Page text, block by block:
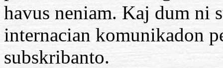
havus neniam. Kaj dum ni
internacian komunikadon
subskribanto.